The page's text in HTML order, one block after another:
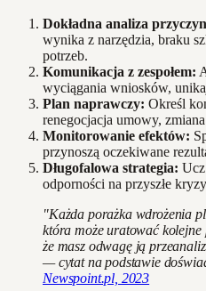
Dokładna analiza
wynika z narzędzia, braku
potrzeb.
Komunikacja z zespołem:
wyciągania wniosków,
Plan naprawczy: Określ
renegocjacja umowy,
Monitorowanie efektów:
przynoszą oczekiwane
Długofalowa strategia: Ucz
odporności na przyszłe
"Każda porażka wdrożenia
która może uratować kolejne
że masz odwagę ją
— cytat na podstawie
Newspoint.pl, 2023